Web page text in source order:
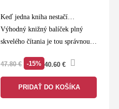
Keď jedna kniha nestačí…
Výhodný knižný balíček plný
skvelého čítania je tou správnou
47.80€ -15% 40.60 €
PRIDAŤ DO KOŠÍKA